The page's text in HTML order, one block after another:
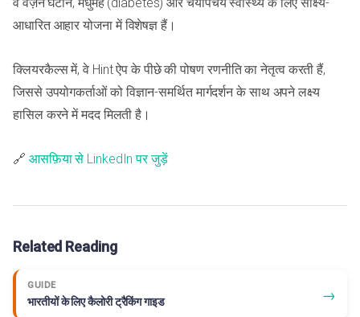
आधारित आहार योजना में विशेषज्ञ हैं।
क्लियरकैल्स में, वे Hint ऐप के पीछे की पोषण रणनीति का नेतृत्व करती हैं,
जिससे उपयोगकर्ताओं को विज्ञान-समर्थित मार्गदर्शन के साथ अपने लक्ष्य
हासिल करने में मदद मिलती है।
🔗 आसफ़िया से LinkedIn पर जुड़ें
Related Reading
GUIDE
भारतीयों के लिए कैलोरी ट्रैकिंग गाइड →